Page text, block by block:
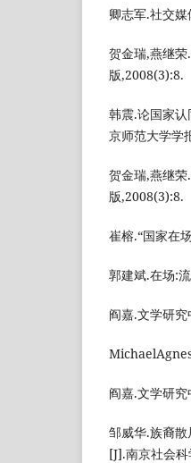
卿志军.社交
贺金瑞,燕继
版,2008(3):8.
韩震.论国家
京师范大学学
贺金瑞,燕继
版,2008(3):8.
崔榕.“国家在
郭建斌.在场:
阎嘉.文学研
阎嘉.文学研
邹威华.族裔
[J].南京社会